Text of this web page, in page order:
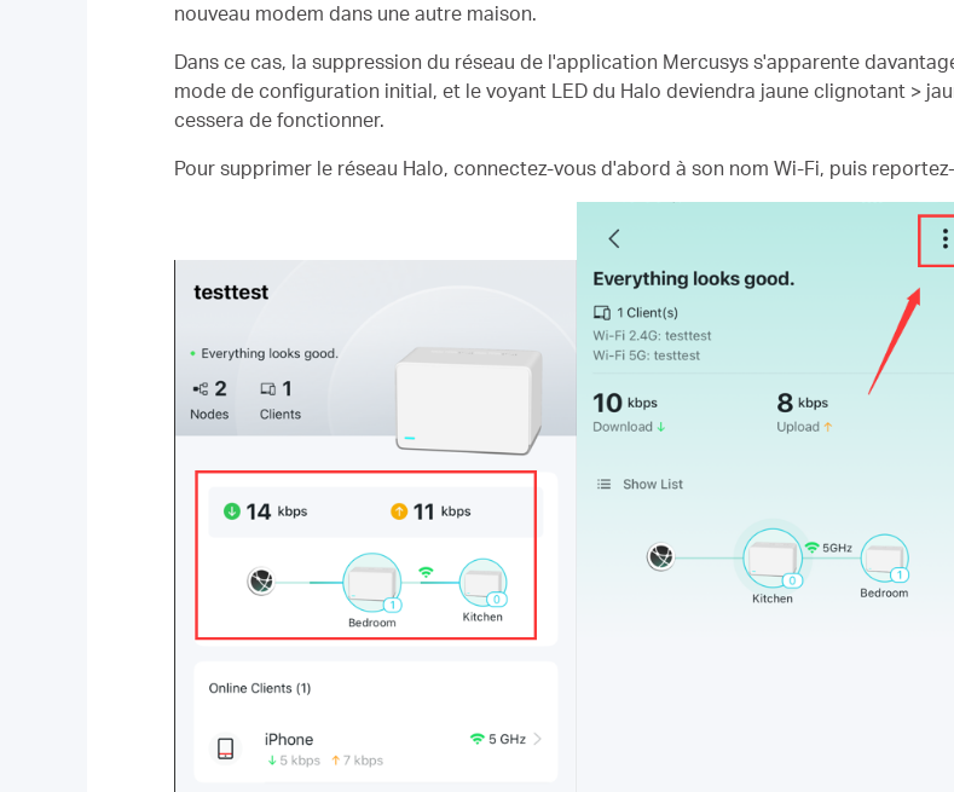
nouveau modem dans une autre maison.
Dans ce cas, la suppression du réseau de l'application Mercusys s'apparente
mode de configuration initial, et le voyant LED du Halo deviendra jaune clignotant >
cessera de fonctionner.
Pour supprimer le réseau Halo, connectez-vous d'abord à son nom Wi-Fi, puis